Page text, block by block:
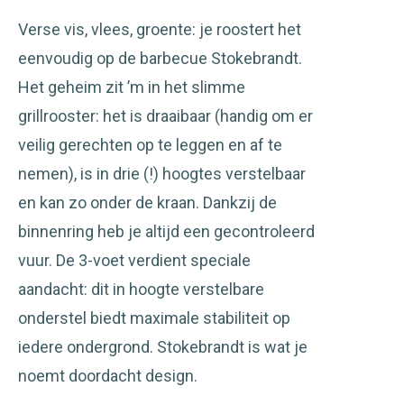
Verse vis, vlees, groente: je roostert het
eenvoudig op de barbecue Stokebrandt.
Het geheim zit ’m in het slimme
grillrooster: het is draaibaar (handig om er
veilig gerechten op te leggen en af te
nemen), is in drie (!) hoogtes verstelbaar
en kan zo onder de kraan. Dankzij de
binnenring heb je altijd een gecontroleerd
vuur. De 3-voet verdient speciale
aandacht: dit in hoogte verstelbare
onderstel biedt maximale stabiliteit op
iedere ondergrond. Stokebrandt is wat je
noemt doordacht design.